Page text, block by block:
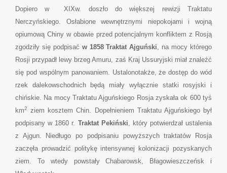
Dopiero w XIXw. doszło do większej rewizji Traktatu
Nerczyńskiego. Osłabione wewnętrznymi niepokojami i wojną
opiumową Chiny w obawie przed potencjalnym konfliktem z Rosją
zgodziły się podpisać w 1858 Traktat Ajguński , na mocy którego
Rosji przypadł lewy brzeg Amuru, zaś Kraj Ussuryjski miał znaleźć
się pod wspólnym panowaniem. Ustalonotakże, że dostęp do wód
rzek dalekowschodnich będą miały wyłącznie statki rosyjski i
chińskie. Na mocy Traktatu Ajguńskiego Rosja zyskała ok 600 tyś
km2
ziem kosztem Chin. Dopełnieniem Traktatu Ajguńskiego był
podpisany w 1860 r. Traktat Pekiński , który potwierdzał ustalenia
z Ajgun. Niedługo po podpisaniu powyższych traktatów Rosja
zaczęła prowadzić politykę intensywnej kolonizacji pozyskanych
ziem. To wtedy powstały Chabarowsk, Błagowieszczeńsk i